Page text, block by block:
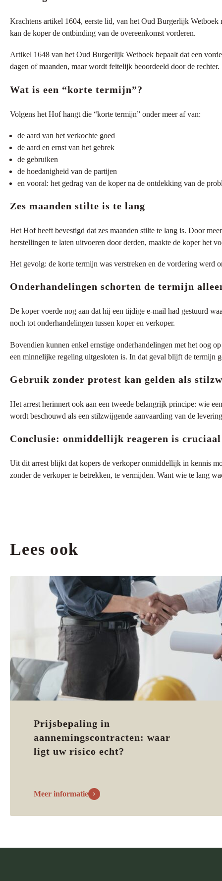
Krachtens artikel 1604, eerste lid, van het Oud Burgerlijk Wetboek
kan de koper de ontbinding van de overeenkomst vorderen.
Artikel 1648 van het Oud Burgerlijk Wetboek bepaalt dat een
dagen of maanden, maar wordt feitelijk beoordeeld door de rechter.
Wat is een “korte termijn”?
Volgens het Hof hangt die “korte termijn” onder meer af van:
de aard van het verkochte goed
de aard en ernst van het gebrek
de gebruiken
de hoedanigheid van de partijen
en vooral: het gedrag van de koper na de ontdekking van de
Zes maanden stilte is te lang
Het Hof heeft bevestigd dat zes maanden stilte te lang is. Door
herstellingen te laten uitvoeren door derden, maakte de koper het
Het gevolg: de korte termijn was verstreken en de vordering werd
Onderhandelingen schorten de termijn
De koper voerde nog aan dat hij een tijdige e-mail had gestuurd
noch tot onderhandelingen tussen koper en verkoper.
Bovendien kunnen enkel ernstige onderhandelingen met het oog
een minnelijke regeling uitgesloten is. In dat geval blijft de termijn
Gebruik zonder protest kan gelden als
Het arrest herinnert ook aan een tweede belangrijk principe: wie
wordt beschouwd als een stilzwijgende aanvaarding van de
Conclusie: onmiddellijk reageren is cruciaal
Uit dit arrest blijkt dat kopers de verkoper onmiddellijk in kennis
zonder de verkoper te betrekken, te vermijden. Want wie te lang
Lees ook
Prijsbepaling in
aannemingscontracten: waar
ligt uw risico echt?
Meer informatie